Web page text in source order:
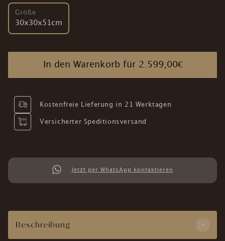
Größe
30x30x51cm
In den Warenkorb für 2.599,00€
Kostenfreie Lieferung in 21 Werktagen
Versicherter Speditionsversand
Jetzt per WhatsApp kontaktieren
Beschreibung